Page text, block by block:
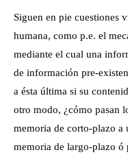
Siguen en pie cuestiones
humana, como p.e. el
mediante el cual una
de información pre-
a ésta última si su
otro modo, ¿cómo pasan
memoria de corto-plazo a
memoria de largo-plazo ó